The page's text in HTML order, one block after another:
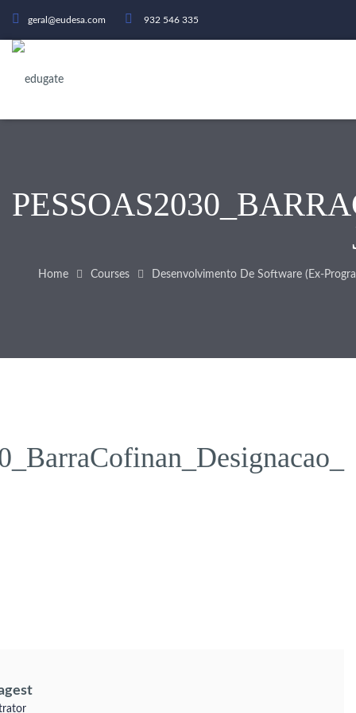
geral@eudesa.com 932 546 335
Home Courses Desenvolvimento De Software (ex-